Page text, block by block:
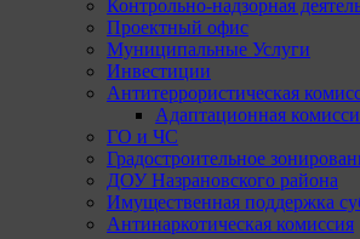
Контрольно-надзорная
Проектный офис
Муниципальные Услуги
Инвестиции
Антитеррористическая
Адаптационная
ГО и ЧС
Градостроительное
ДОУ Назрановского района
Имущественная поддержка
Антинаркотическая комиссия